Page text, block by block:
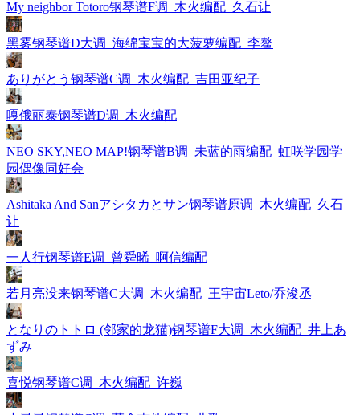
My neighbor Totoro钢琴谱F调_木火编配_久石让
黑雾钢琴谱D大调_海绵宝宝的大菠萝编配_李鳌
ありがとう钢琴谱C调_木火编配_吉田亚纪子
嘎俄丽泰钢琴谱D调_木火编配
NEO SKY,NEO MAP!钢琴谱B调_未蓝的雨编配_虹咲学园学
园偶像同好会
Ashitaka And Sanアシタカとサン钢琴谱原调_木火编配_久石
让
一人行钢琴谱E调_曾舜晞_啊信编配
若月亮没来钢琴谱C大调_木火编配_王宇宙Leto/乔浚丞
となりのトトロ (邻家的龙猫)钢琴谱F大调_木火编配_井上あ
ずみ
喜悦钢琴谱C调_木火编配_许巍